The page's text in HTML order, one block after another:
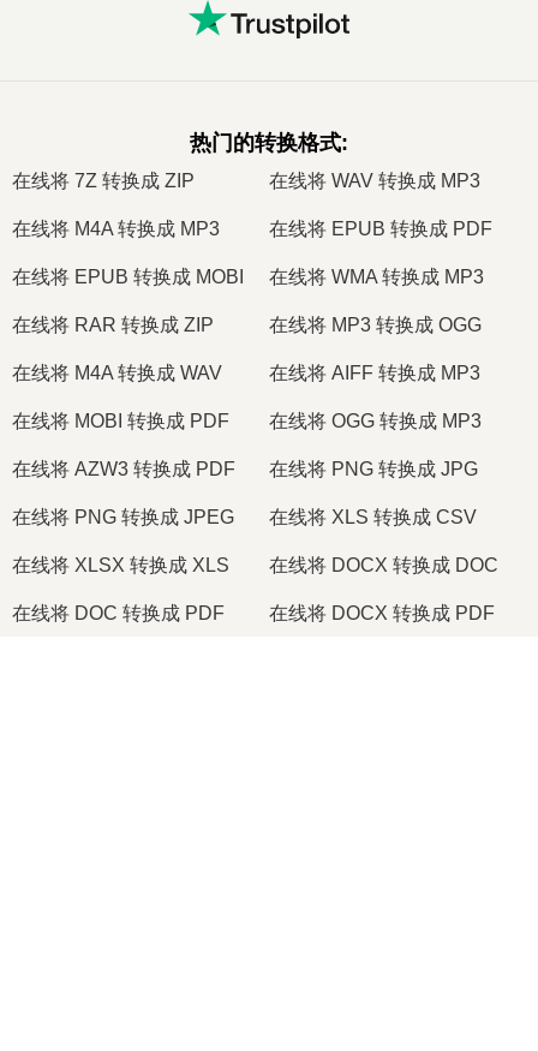
热门的转换格式:
在线将 7Z 转换成 ZIP 在线将 WAV 转换成 MP3
在线将 M4A 转换成 MP3 在线将 EPUB 转换成 PDF
在线将 EPUB 转换成 MOBI 在线将 WMA 转换成 MP3
在线将 RAR 转换成 ZIP 在线将 MP3 转换成 OGG
在线将 M4A 转换成 WAV 在线将 AIFF 转换成 MP3
在线将 MOBI 转换成 PDF 在线将 OGG 转换成 MP3
在线将 AZW3 转换成 PDF 在线将 PNG 转换成 JPG
在线将 PNG 转换成 JPEG 在线将 XLS 转换成 CSV
在线将 XLSX 转换成 XLS 在线将 DOCX 转换成 DOC
在线将 DOC 转换成 PDF 在线将 DOCX 转换成 PDF